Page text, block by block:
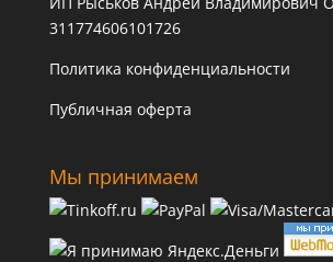
311774606101726
Политика конфиденциальности
Публичная оферта
Мы принимаем